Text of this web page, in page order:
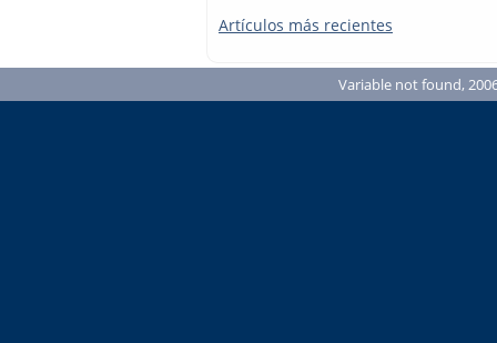
Artículos más recientes
Variable not found,